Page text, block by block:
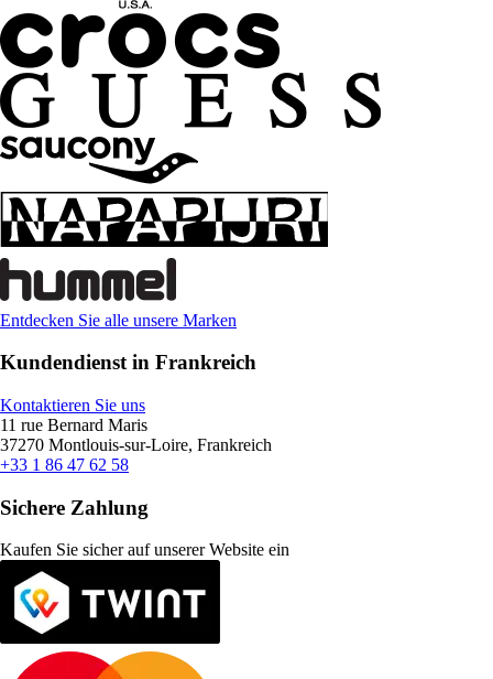
Entdecken Sie alle unsere Marken
Kundendienst in Frankreich
Kontaktieren Sie uns
11 rue Bernard Maris
37270 Montlouis-sur-Loire, Frankreich
+33 1 86 47 62 58
Sichere Zahlung
Kaufen Sie sicher auf unserer Website ein